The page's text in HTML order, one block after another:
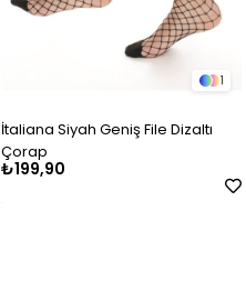
1
İtaliana Siyah Geniş File Dizaltı
Çorap
₺199,90